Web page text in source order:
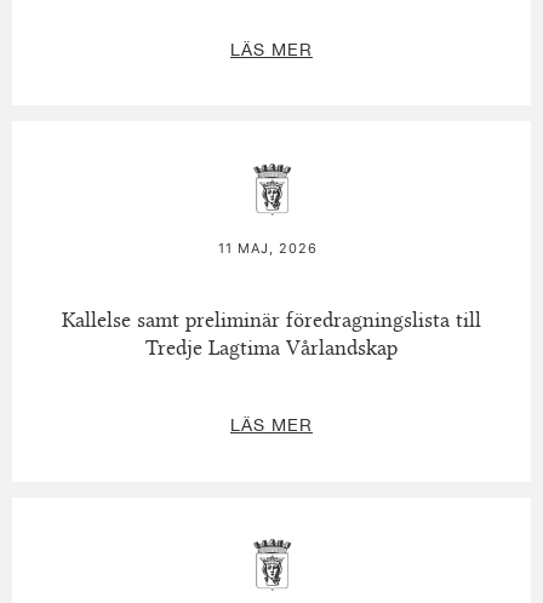
LÄS MER
11 MAJ, 2026
Kallelse samt preliminär föredragningslista till
Tredje Lagtima Vårlandskap
LÄS MER